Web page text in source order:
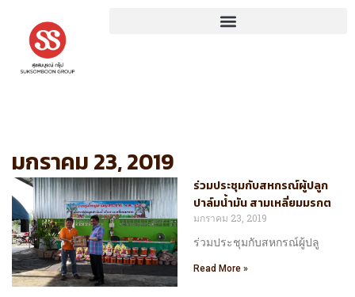
content
มกราคม 23, 2019
ร่วมประชุมกับสหกรณ์ผู้ปลูก
ปาล์มน้ำมัน สามเหลี่ยมมรกต
มกราคม 23, 2019
ร่วมประชุมกับสหกรณ์ผู้ปลู
Read More »